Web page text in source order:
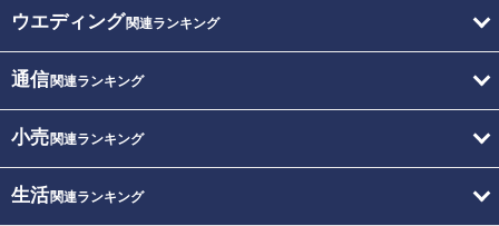
ウエディング関連ランキング
通信関連ランキング
小売関連ランキング
生活関連ランキング